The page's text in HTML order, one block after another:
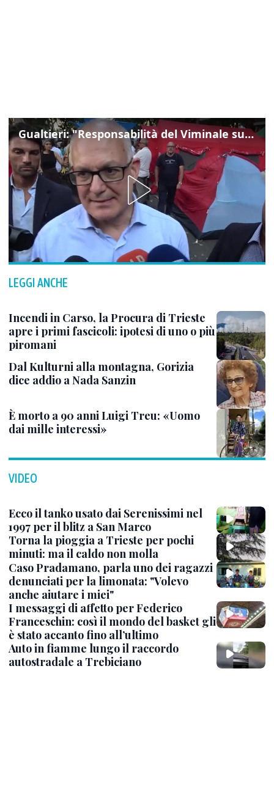
Gualtieri: "Responsabilità del Viminale su Spin Time? La posizione dei partiti è nota"
LEGGI ANCHE
Incendi in Carso, la Procura di Trieste
apre i primi fascicoli: ipotesi di uno o più
piromani
Dal Kulturni alla montagna, Gorizia
dice addio a Nada Sanzin
È morto a 90 anni Luigi Treu: «Uomo
dai mille interessi»
VIDEO
Ecco il tanko usato dai Serenissimi nel
1997 per il blitz a San Marco
Torna la pioggia a Trieste per pochi
minuti: ma il caldo non molla
Caso Pradamano, parla uno dei ragazzi
denunciati per la limonata: "Volevo
anche aiutare i miei"
I messaggi di affetto per Federico
Franceschin: così il mondo del basket gli
è stato accanto fino all’ultimo
Auto in fiamme lungo il raccordo
autostradale a Trebiciano